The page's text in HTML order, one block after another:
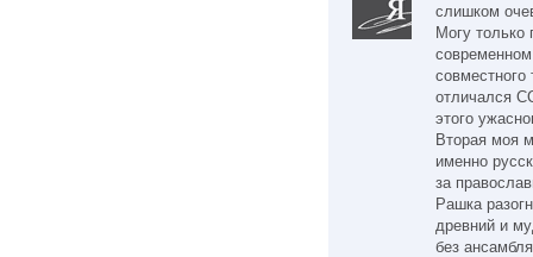
слишком
Могу только
отличался
этого
Вторая моя
именно
за
Рашка
древний и
без